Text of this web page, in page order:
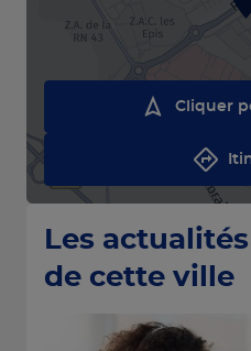
Cliquer
Les
de cette ville